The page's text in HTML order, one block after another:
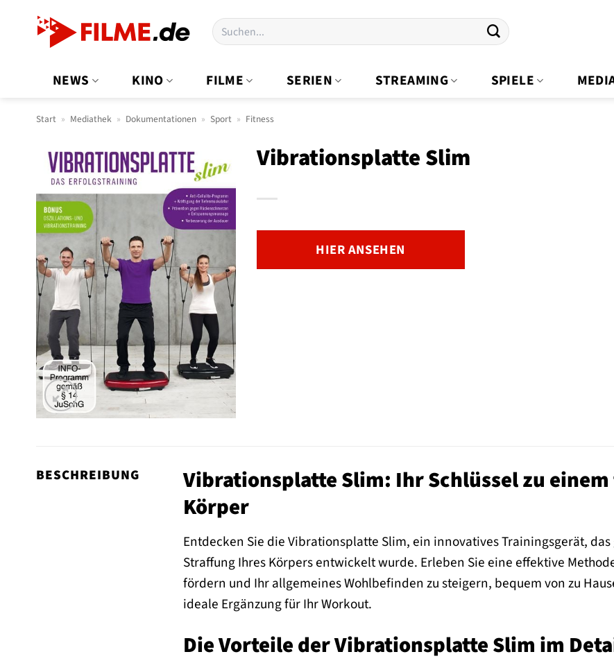
Suchen
nach:
NEWS KINO FILME SERIEN STREAMING SPIELE
Start » Mediathek » Dokumentationen » Sport » Fitness
Vibrationsplatte Slim
HIER ANSEHEN
BESCHREIBUNG
Vibrationsplatte Slim: Ihr Schlüssel zu
Körper
Entdecken Sie die Vibrationsplatte Slim, ein innovatives Trainingsgerät,
Straffung Ihres Körpers entwickelt wurde. Erleben Sie eine effektive
fördern und Ihr allgemeines Wohlbefinden zu steigern, bequem von zu
ideale Ergänzung für Ihr Workout.
Die Vorteile der Vibrationsplatte Slim im